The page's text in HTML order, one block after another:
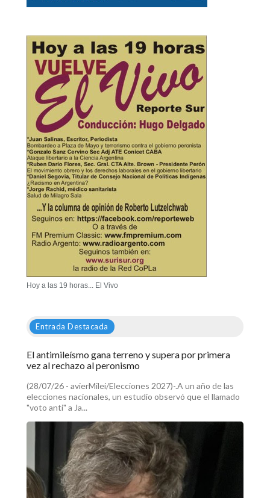
Hoy a las 19 horas... El Vivo
Entrada Destacada
El antimileísmo gana terreno y supera por primera
vez al rechazo al peronismo
(28/07/26 - avierMilei/Elecciones 2027)-.A un año de las
elecciones nacionales, un estudio observó que el llamado
"voto anti" a Ja...